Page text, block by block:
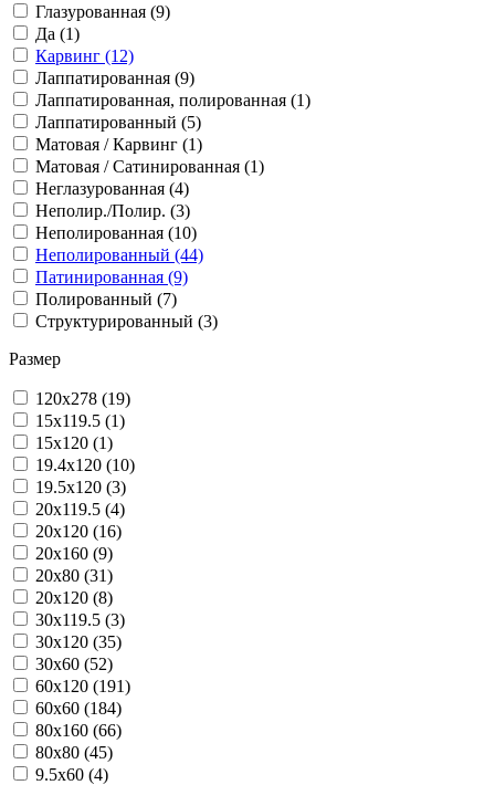
Глазурованная (9)
Да (1)
Карвинг (12)
Лаппатированная (9)
Лаппатированная, полированная (1)
Лаппатированный (5)
Матовая / Карвинг (1)
Матовая / Сатинированная (1)
Неглазурованная (4)
Неполир./Полир. (3)
Неполированная (10)
Неполированный (44)
Патинированная (9)
Полированный (7)
Структурированный (3)
Размер
120x278 (19)
15x119.5 (1)
15x120 (1)
19.4x120 (10)
19.5x120 (3)
20x119.5 (4)
20x120 (16)
20x160 (9)
20x80 (31)
20х120 (8)
30x119.5 (3)
30x120 (35)
30x60 (52)
60x120 (191)
60x60 (184)
80x160 (66)
80x80 (45)
9.5x60 (4)